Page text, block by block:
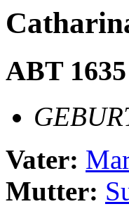
ABT 1635
Vater:
Mutter: